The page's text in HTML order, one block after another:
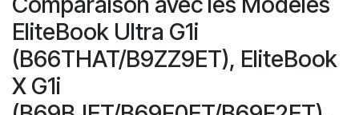
EliteBook Ultra G1i
(B66THAT/B9ZZ9ET), EliteBook
X G1i